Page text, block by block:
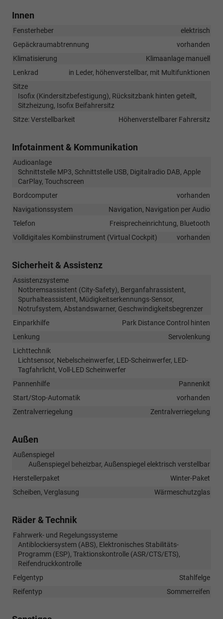
Innen
Fensterheber
elektrisch
Gepäckraumabtrennung
vorhanden
Klimatisierung
Klimaanlage manuell
Lenkrad
in Leder, höhenverstellbar, mit Multifunktionen
Sitze
Isofix (Kindersitzbefestigung), Rücksitzbank hinten geteilt,
Sitzheizung, Isofix Beifahrersitz
Sitze: Verstellbarkeit
Höhenverstellbarer Fahrersitz
Infotainment & Kommunikation
Audioanlage
Schnittstelle MP3, Schnittstelle USB, Digitalradio DAB, Apple
CarPlay, Touchscreen
Bordcomputer
vorhanden
Navigationssystem
Navigation, Navigation per Audio
Telefon
Freisprecheinrichtung, Bluetooth
Volldigitales Kombiinstrument (Virtual Cockpit)
vorhanden
Sicherheit & Assistenz
Assistenzsysteme
Notbremsassistent (City-Safety), Berganfahrassistent,
Spurhalteassistent, Müdigkeitserkennungs-Sensor,
Notrufsystem, Abstandswarner, Geschwindigkeitsbegrenzer
Einparkhilfe
Park Distance Control hinten
Lenkung
Servolenkung
Lichttechnik
Lichtsensor, Nebelscheinwerfer, LED-Scheinwerfer, LED-
Tagfahrlicht, Voll-LED Scheinwerfer
Pannenhilfe
Pannenkit
Start/Stop-Automatik
vorhanden
Zentralverriegelung
Zentralverriegelung
Außen
Außenspiegel
Außenspiegel beheizbar, Außenspiegel elektrisch verstellbar
Herstellerpaket
Winter-Paket
Scheiben, Verglasung
Wärmeschutzglas
Räder & Technik
Fahrwerk- und Regelungssysteme
Antiblockiersystem (ABS), Elektronisches Stabilitäts-
Programm (ESP), Traktionskontrolle (ASR/CTS/ETS),
Reifendruckkontrolle
Felgentyp
Stahlfelge
Reifentyp
Sommerreifen